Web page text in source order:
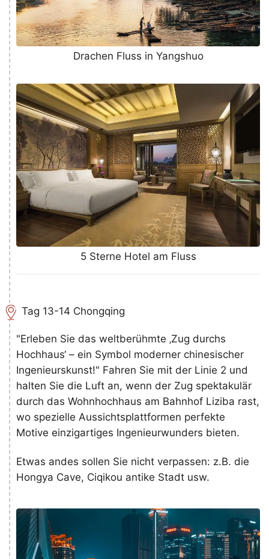
Drachen Fluss in Yangshuo
5 Sterne Hotel am Fluss
Tag 13-14 Chongqing
"Erleben Sie das weltberühmte ‚Zug durchs
Hochhaus‘ – ein Symbol moderner chinesischer
Ingenieurskunst!" Fahren Sie mit der Linie 2 und
halten Sie die Luft an, wenn der Zug spektakulär
durch das Wohnhochhaus am Bahnhof Liziba rast,
wo spezielle Aussichtsplattformen perfekte
Motive einzigartiges Ingenieurwunders bieten.
Etwas andes sollen Sie nicht verpassen: z.B. die
Hongya Cave, Ciqikou antike Stadt usw.